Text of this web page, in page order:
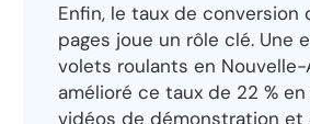
Enfin, le taux de conversion
pages joue un rôle clé. Une
volets roulants en
amélioré ce taux de 22 %
vidéos de démonstration et